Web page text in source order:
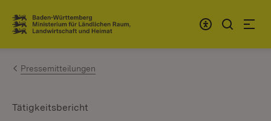
Zum Inhalt springen
Link zur Startseite
Pressemitteilungen
Tätigkeitsbericht